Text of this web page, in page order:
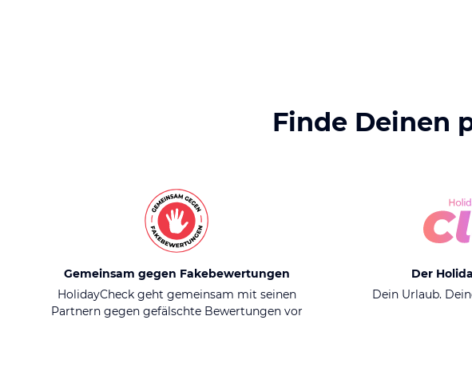
Finde Deinen
Gemeinsam gegen Fakebewertungen
HolidayCheck geht gemeinsam mit seinen
Partnern gegen gefälschte Bewertungen vor
Der
Dein Urlaub.